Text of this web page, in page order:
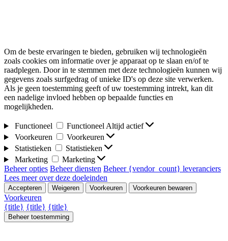
Om de beste ervaringen te bieden, gebruiken wij technologieën
zoals cookies om informatie over je apparaat op te slaan en/of te
raadplegen. Door in te stemmen met deze technologieën kunnen wij
gegevens zoals surfgedrag of unieke ID's op deze site verwerken.
Als je geen toestemming geeft of uw toestemming intrekt, kan dit
een nadelige invloed hebben op bepaalde functies en
mogelijkheden.
Functioneel Functioneel Altijd actief
Voorkeuren
Voorkeuren
Statistieken
Statistieken
Marketing
Marketing
Beheer opties Beheer diensten Beheer {vendor_count} leveranciers
Lees meer over deze doeleinden
Accepteren Weigeren Voorkeuren Voorkeuren bewaren
Voorkeuren
{title} {title} {title}
Beheer toestemming